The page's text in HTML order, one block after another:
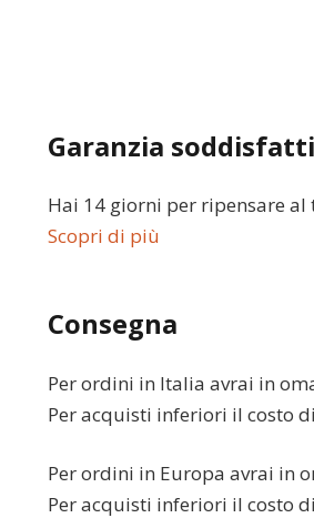
Garanzia
Hai 14 giorni per ripensare
Scopri di più
Consegna
Per ordini in Italia avrai in
Per acquisti inferiori il costo
Per ordini in Europa avrai in
Per acquisti inferiori il costo